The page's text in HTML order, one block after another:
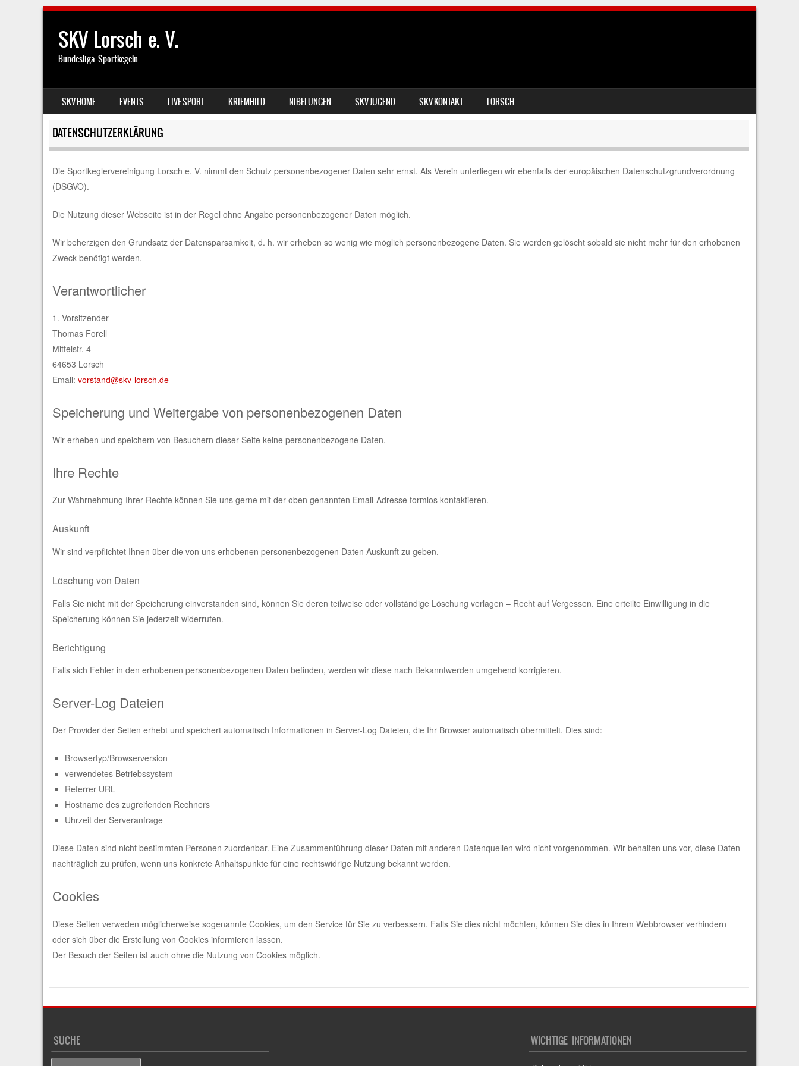
SKV Lorsch e. V.
Bundesliga Sportkegeln
MENU
SKIP TO CONTENT
SKV HOME EVENTS LIVE SPORT KRIEMHILD NIBELUNGEN SKV JUGEND SKV KONTAKT LORSCH
DATENSCHUTZERKLÄRUNG
Die Sportkeglervereinigung Lorsch e. V. nimmt den Schutz personenbezogener Daten sehr ernst. Als Verein unterliegen wir ebenfalls der europäischen Datenschutzgrundverordnung
(DSGVO).
Die Nutzung dieser Webseite ist in der Regel ohne Angabe personenbezogener Daten möglich.
Wir beherzigen den Grundsatz der Datensparsamkeit, d. h. wir erheben so wenig wie möglich personenbezogene Daten. Sie werden gelöscht sobald sie nicht mehr für den erhobenen
Zweck benötigt werden.
Verantwortlicher
1. Vorsitzender
Thomas Forell
Mittelstr. 4
64653 Lorsch
Email: vorstand@skv-lorsch.de
Speicherung und Weitergabe von personenbezogenen Daten
Wir erheben und speichern von Besuchern dieser Seite keine personenbezogene Daten.
Ihre Rechte
Zur Wahrnehmung Ihrer Rechte können Sie uns gerne mit der oben genannten Email-Adresse formlos kontaktieren.
Auskunft
Wir sind verpflichtet Ihnen über die von uns erhobenen personenbezogenen Daten Auskunft zu geben.
Löschung von Daten
Falls Sie nicht mit der Speicherung einverstanden sind, können Sie deren teilweise oder vollständige Löschung verlagen – Recht auf Vergessen. Eine erteilte Einwilligung in die
Speicherung können Sie jederzeit widerrufen.
Berichtigung
Falls sich Fehler in den erhobenen personenbezogenen Daten befinden, werden wir diese nach Bekanntwerden umgehend korrigieren.
Server-Log Dateien
Der Provider der Seiten erhebt und speichert automatisch Informationen in Server-Log Dateien, die Ihr Browser automatisch übermittelt. Dies sind:
Browsertyp/Browserversion
verwendetes Betriebssystem
Referrer URL
Hostname des zugreifenden Rechners
Uhrzeit der Serveranfrage
Diese Daten sind nicht bestimmten Personen zuordenbar. Eine Zusammenführung dieser Daten mit anderen Datenquellen wird nicht vorgenommen. Wir behalten uns vor, diese Daten
nachträglich zu prüfen, wenn uns konkrete Anhaltspunkte für eine rechtswidrige Nutzung bekannt werden.
Cookies
Diese Seiten verweden möglicherweise sogenannte Cookies, um den Service für Sie zu verbessern. Falls Sie dies nicht möchten, können Sie dies in Ihrem Webbrowser verhindern
oder sich über die Erstellung von Cookies informieren lassen.
Der Besuch der Seiten ist auch ohne die Nutzung von Cookies möglich.
SUCHE WICHTIGE INFORMATIONEN